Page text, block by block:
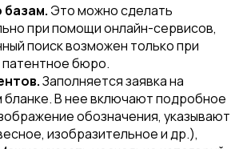
базам. Это можно сделать
при помощи онлайн-сервисов,
поиск возможен только при
бюро.
Заполняется заявка на
бланке. В нее включают подробное
обозначения, указывают
изобразительное и др.),